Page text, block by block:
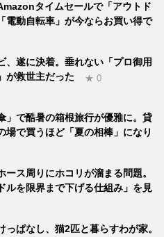
タイムセールで「アウトド
電動自転車」が今ならお買い得で
、遂に決着。垂れない「プロ御用
が救世主だった
★ 0
」で酷暑の箱根旅行が優雅に。貸
場で買うほど「夏の相棒」になり
ース周りにホコリが溜まる問題。
ルを限界まで下げる仕組み」を見
っぱなし、猫2匹と暮らすわが家。